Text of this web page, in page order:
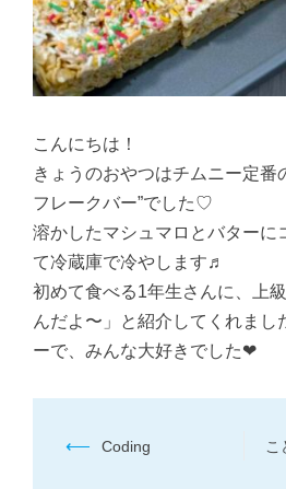
こんにちは！
きょうのおやつはチムニー定番
フレークバー”でした♡
溶かしたマシュマロとバターに
て冷蔵庫で冷やします♬
初めて食べる1年生さんに、上
んだよ〜」と紹介してくれま
ーで、みんな大好きでした❤
投
⟵ Coding こ